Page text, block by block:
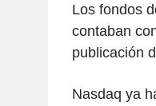
Los fondos
contaban
publicación
Nasdaq ya